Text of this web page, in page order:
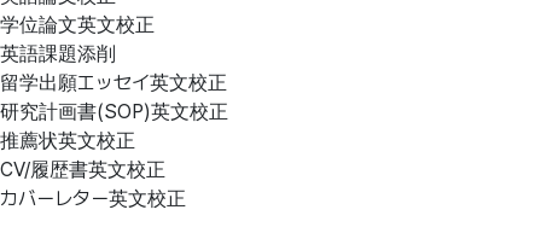
学位論文英文校正
英語課題添削
留学出願エッセイ英文校正
研究計画書(SOP)英文校正
推薦状英文校正
CV/履歴書英文校正
カバーレター英文校正